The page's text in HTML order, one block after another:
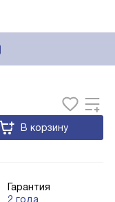
В корзину
Гарантия
2 года